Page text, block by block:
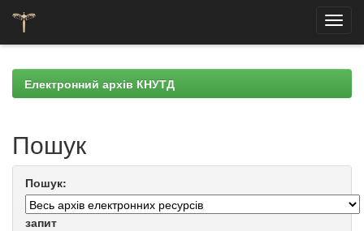
navigationЕлектронний архів КНУТД
Пошук
Пошук:
запит